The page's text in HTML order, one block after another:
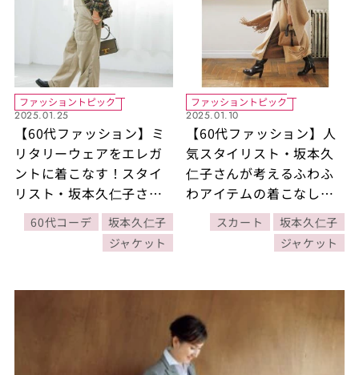
ファッショントピック
2025.01.25
【60代ファッション】ミ
リタリーウェアをエレガ
ントに着こなす！スタイ
リスト・坂本久仁子さん
流のエレガンスカジュア
ルスタイル
60代コーデ
坂本久仁子
ジャケット
ファッショントピック
2025.01.10
【60代ファッション】人
気スタイリスト・坂本久
仁子さんが考えるふわふ
わアイテムの着こなし方
とは？シックな雰囲気の
ファーやシャギーを選
び、モダンな大人らしさ
スカート
坂本久仁子
ジャケット